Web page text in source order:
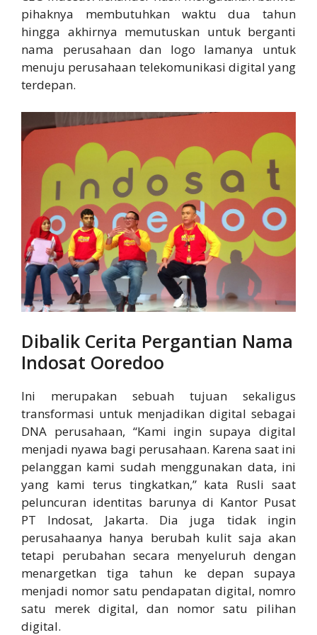
pihaknya membutuhkan waktu dua tahun
hingga akhirnya memutuskan untuk berganti
nama perusahaan dan logo lamanya untuk
menuju perusahaan telekomunikasi digital yang
terdepan.
Dibalik Cerita Pergantian Nama
Indosat Ooredoo
Ini merupakan sebuah tujuan sekaligus
transformasi untuk menjadikan digital sebagai
DNA perusahaan, “Kami ingin supaya digital
menjadi nyawa bagi perusahaan. Karena saat ini
pelanggan kami sudah menggunakan data, ini
yang kami terus tingkatkan,” kata Rusli saat
peluncuran identitas barunya di Kantor Pusat
PT Indosat, Jakarta. Dia juga tidak ingin
perusahaanya hanya berubah kulit saja akan
tetapi perubahan secara menyeluruh dengan
menargetkan tiga tahun ke depan supaya
menjadi nomor satu pendapatan digital, nomro
satu merek digital, dan nomor satu pilihan
digital.